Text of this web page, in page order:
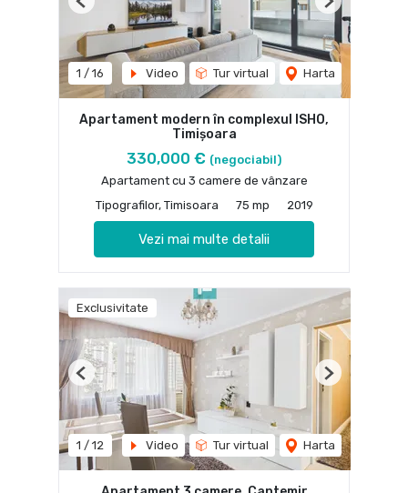
1 / 16 Video Tur virtual Harta
Previous Next
Apartament modern în complexul ISHO,
Timișoara
330,000 € (negociabil)
Apartament cu 3 camere de vânzare
Tipografilor, Timisoara
75 mp 2019
Vezi mai multe detalii
Exclusivitate
1 / 12 Video Tur virtual Harta
Previous Next